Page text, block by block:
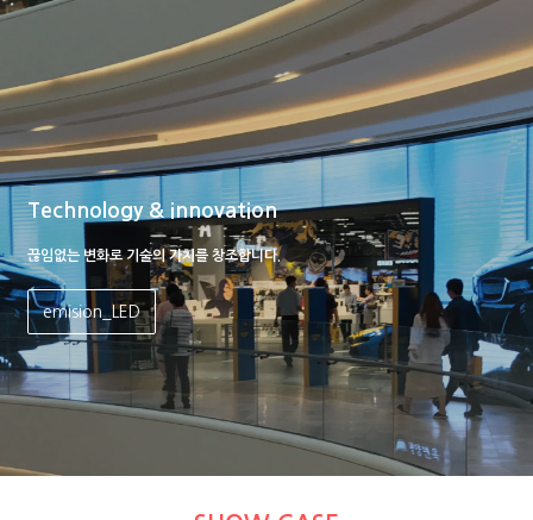
Technology & innovation
끊임없는 변화로 기술의 가치를 창조합니다.
emision_LED